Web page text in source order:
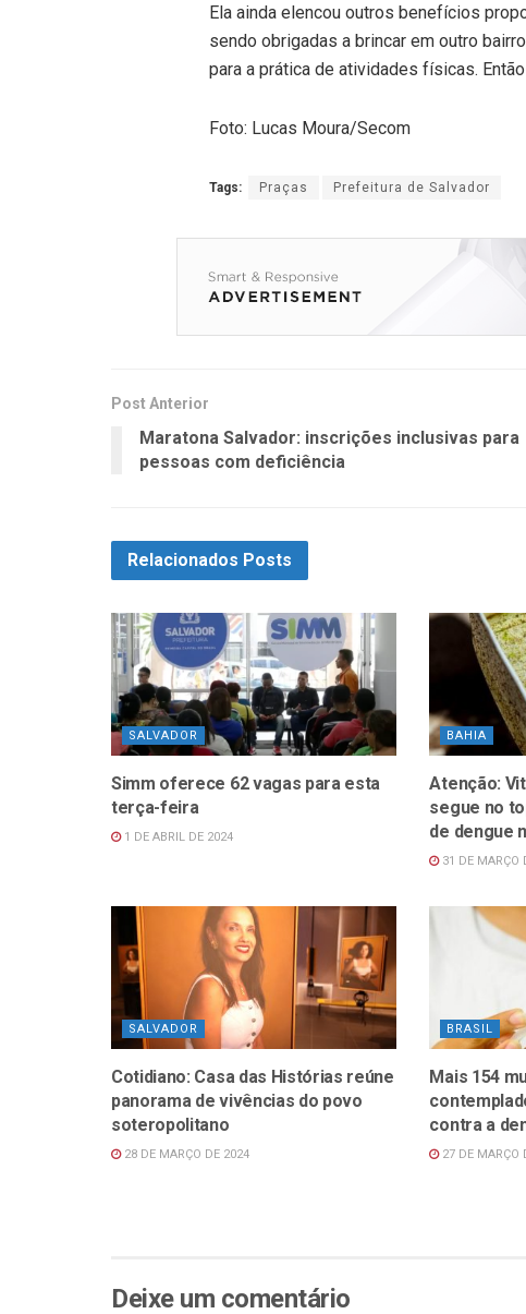
Ela ainda elencou outros benefícios
sendo obrigadas a brincar em outro
para a prática de atividades físicas.
Foto: Lucas Moura/Secom
Tags: Praças Prefeitura de Salvador
Post Anterior
Maratona Salvador: inscrições inclusivas para
pessoas com deficiência
Relacionados Posts
SALVADOR
Simm oferece 62 vagas para esta
terça-feira
1 DE ABRIL DE 2024
BAHIA
Atenção:
segue no
de dengue
31 DE MARÇO
SALVADOR
Cotidiano: Casa das Histórias reúne
panorama de vivências do povo
soteropolitano
28 DE MARÇO DE 2024
BRASIL
Mais 154
contra a
27 DE MARÇO
Deixe um comentário